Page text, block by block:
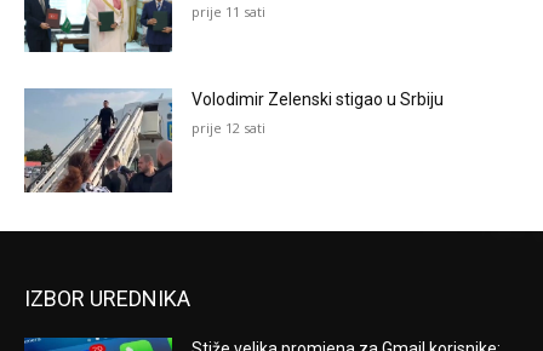
prije 11 sati
Volodimir Zelenski stigao u Srbiju
prije 12 sati
IZBOR UREDNIKA